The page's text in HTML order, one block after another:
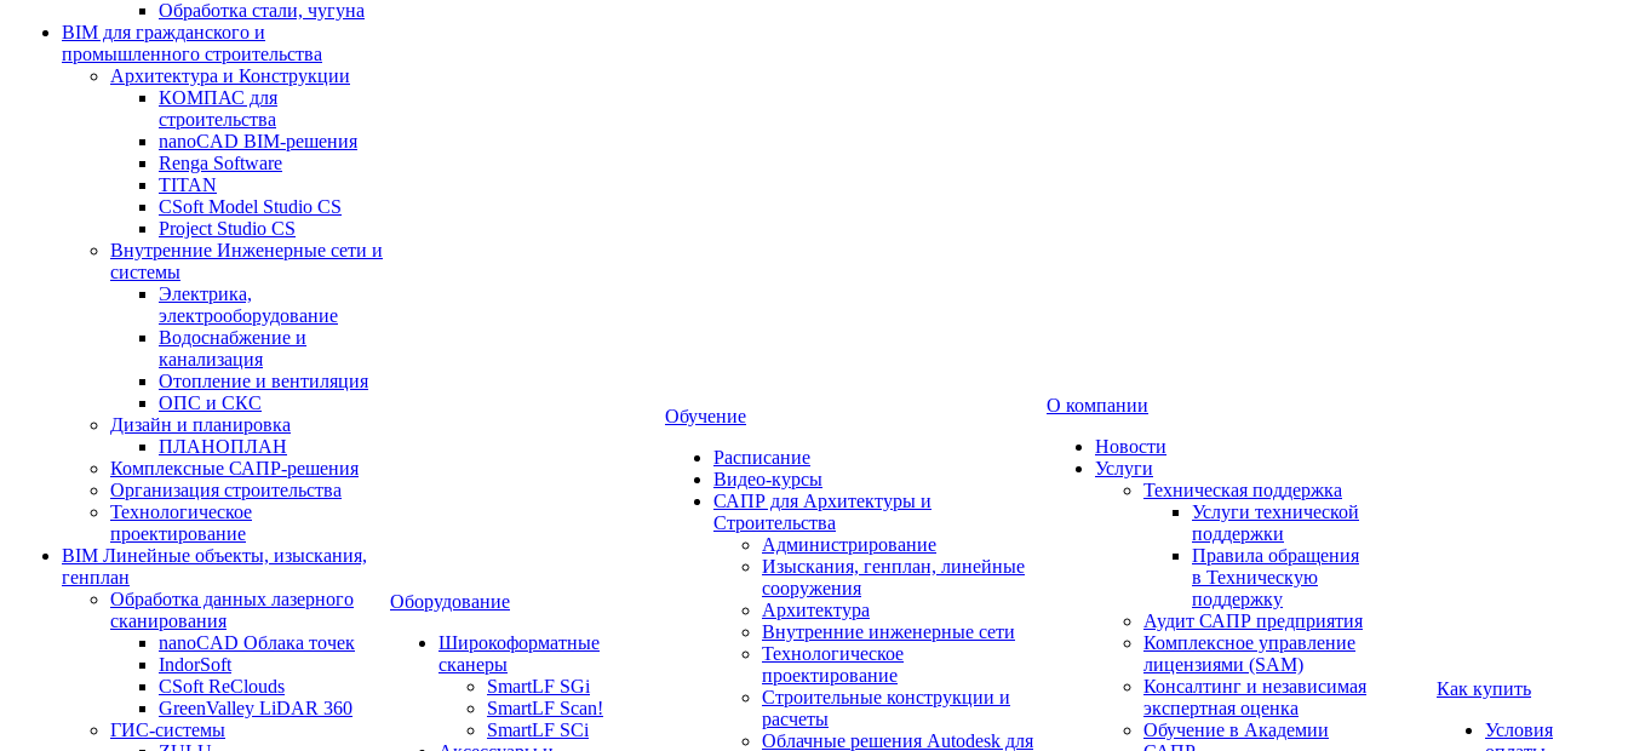
Обработка стали, чугуна
BIM для гражданского и
промышленного строительства
Архитектура и Конструкции
КОМПАС для
строительства
nanoCAD BIM-решения
Renga Software
TITAN
CSoft Model Studio CS
Project Studio CS
Внутренние Инженерные сети и
системы
Электрика,
электрооборудование
Водоснабжение и
канализация
Отопление и вентиляция
ОПС и СКС
Дизайн и планировка
ПЛАНОПЛАН
Комплексные САПР-решения
Организация строительства
Технологическое
проектирование
BIM Линейные объекты, изыскания,
генплан
Обработка данных лазерного
сканирования
nanoCAD Облака точек
IndorSoft
CSoft ReClouds
GreenValley LiDAR 360
ГИС-системы
Оборудование
Широкоформатные
сканеры
SmartLF SGi
SmartLF Scan!
SmartLF SCi
Обучение
Расписание
Видео-курсы
САПР для Архитектуры и
Строительства
Администрирование
Изыскания, генплан, линейные
сооружения
Архитектура
Внутренние инженерные сети
Технологическое
проектирование
Строительные конструкции и
расчеты
Облачные решения Autodesk для
О компании
Новости
Услуги
Техническая поддержка
Услуги технической
поддержки
Правила обращения
в Техническую
поддержку
Аудит САПР предприятия
Комплексное управление
лицензиями (SAM)
Консалтинг и независимая
экспертная оценка
Обучение в Академии
Как купить
Условия